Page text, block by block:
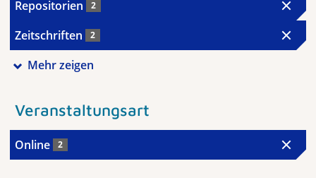
Repositorien 2
Zeitschriften 2
Mehr zeigen
Veranstaltungsart
Online 2